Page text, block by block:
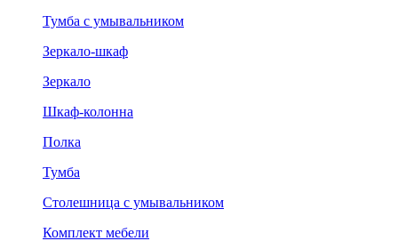
Тумба с умывальником
Зеркало-шкаф
Зеркало
Шкаф-колонна
Полка
Тумба
Столешница с умывальником
Комплект мебели